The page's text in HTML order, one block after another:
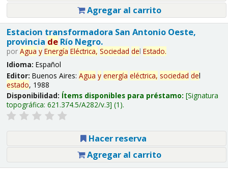
Agregar al carrito
Estacion transformadora San Antonio Oeste,
provincia deRío Negro.
por Agua y Energía Eléctrica, Sociedad del Estado.
Idioma: Español
Editor: Buenos Aires: Agua y energía eléctrica, sociedad del
estado, 1988
Disponibilidad: Ítems disponibles para préstamo: Signatura
topográfica: 621.374.5/A282/v.3 (1).
Hacer reserva
Agregar al carrito